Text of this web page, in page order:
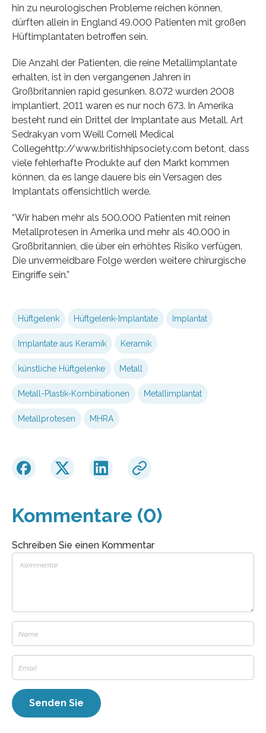
hin zu neurologischen Probleme reichen können,
dürften allein in England 49.000 Patienten mit großen
Hüftimplantaten betroffen sein.
Die Anzahl der Patienten, die reine Metallimplantate
erhalten, ist in den vergangenen Jahren in
Großbritannien rapid gesunken. 8.072 wurden 2008
implantiert, 2011 waren es nur noch 673. In Amerika
besteht rund ein Drittel der Implantate aus Metall. Art
Sedrakyan vom Weill Cornell Medical
Collegehttp://www.britishhipsociety.com betont, dass
viele fehlerhafte Produkte auf den Markt kommen
können, da es lange dauere bis ein Versagen des
Implantats offensichtlich werde.
“Wir haben mehr als 500.000 Patienten mit reinen
Metallprotesen in Amerika und mehr als 40.000 in
Großbritannien, die über ein erhöhtes Risiko verfügen.
Die unvermeidbare Folge werden weitere chirurgische
Eingriffe sein.”
Hüftgelenk Hüftgelenk-Implantate Implantat
Implantate aus Keramik Keramik
künstliche Hüftgelenke Metall
Metall-Plastik-Kombinationen Metallimplantat
Metallprotesen MHRA
Kommentare (0)
Schreiben Sie einen Kommentar